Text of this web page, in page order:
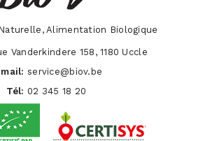
Alimentation Biologique
Vanderkindere 158, 1180 Uccle
service@biov.be
Tél: 02 345 18 20